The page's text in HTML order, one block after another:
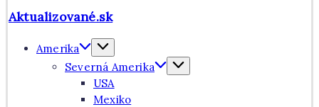
Aktualizované.sk
Amerika
Severná Amerika
USA
Mexiko